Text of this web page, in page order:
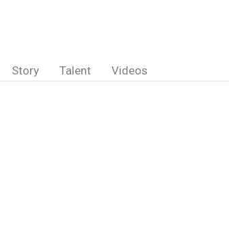
Story Talent Videos